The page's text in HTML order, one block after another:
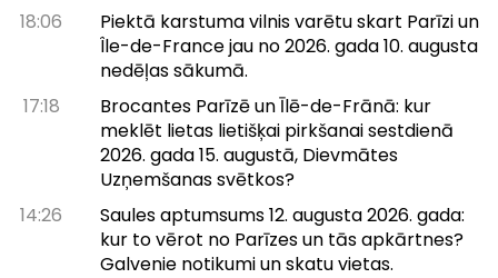
18:06
Piektā karstuma vilnis varētu skart Parīzi un
Île-de-France jau no 2026. gada 10. augusta
nedēļas sākumā.
17:18
Brocantes Parīzē un Īlē-de-Frānā: kur
meklēt lietas lietišķai pirkšanai sestdienā
2026. gada 15. augustā, Dievmātes
Uzņemšanas svētkos?
14:26
Saules aptumsums 12. augusta 2026. gada:
kur to vērot no Parīzes un tās apkārtnes?
Galvenie notikumi un skatu vietas.